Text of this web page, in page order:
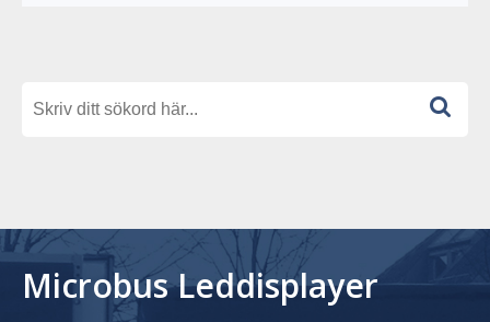
Microbus Leddisplayer